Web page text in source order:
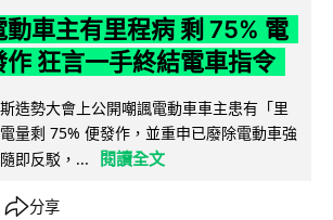
車主有里程病 剩 75% 電
作 狂言一手終結電車指令
造勢大會上公開嘲諷電動車車主患有「里
量剩 75% 便發作，並重申已廢除電動車強
即反駁，...
閱讀全文
分享